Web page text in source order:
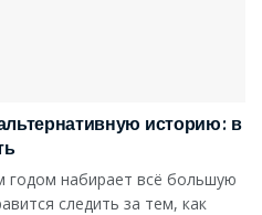
историю: в
набирает всё большую
следить за тем, как